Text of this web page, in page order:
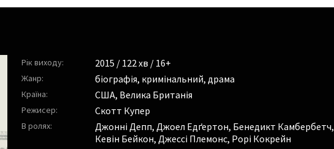
Рік виходу: 2015 / 122 хв / 16+
Жанр: біографія, кримінальний, драма
Країна: США, Велика Британія
Режисер: Скотт Купер
В ролях: Джонні Депп, Джоел Едґертон, Бенедикт Камбербетч,
Кевін Бейкон, Джессі Племонс, Рорі Кокрейн